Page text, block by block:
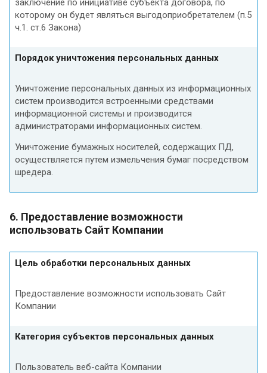
заключение по инициативе субъекта договора, по
которому он будет являться выгодоприобретателем (п.5
ч.1. ст.6 Закона)
Порядок уничтожения персональных данных
Уничтожение персональных данных из информационных
систем производится встроенными средствами
информационной системы и производится
администраторами информационных систем.
Уничтожение бумажных носителей, содержащих ПД,
осуществляется путем измельчения бумаг посредством
шредера.
6. Предоставление возможности
использовать Сайт Компании
Цель обработки персональных данных
Предоставление возможности использовать Сайт
Компании
Категория субъектов персональных данных
Пользователь веб-сайта Компании